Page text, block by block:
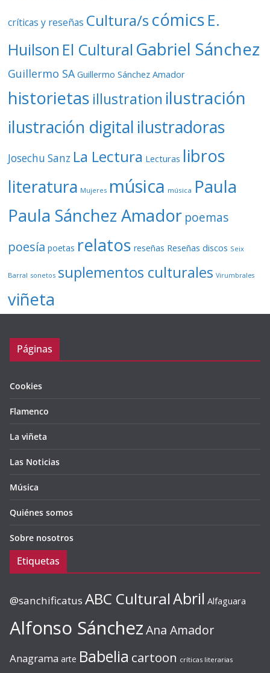
críticas y reseñas Cultura/s cómics E.
Huilson El Cultural Gabriel Sánchez
Guillermo SA Guillermo Sánchez Amador
historietas illustration ilustración
ilustración digital ilustradoras
Josechu Sanz La Lectura Lecturas libros
literatura Mujeres música música Paula
Paula Sánchez Amador poemas
poesía poetas relatos reseñas Reseñas discos Seix
Barral sonetos suplementos culturales Virumbrales
viñeta
Páginas
Cookies
Flamenco
La viñeta
Las Noticias
Música
Quiénes somos
Sobre nosotros
Etiquetas
@sanchificatus ABC CulturalAbril Alfaguara
Alfonso SánchezAna Amador
Anagrama arte Babelia cartoon críticas literarias